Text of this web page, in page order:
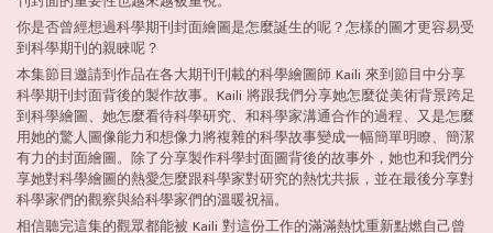
你是否曾經想過科學期刊封面繪圖是怎麼誕生的呢？怎樣的圖才更容易受
到科學期刊的親睞呢？
本集節目邀請到作品在各大期刊刊載的科學繪圖師 Kaili 來到節目中分享
科學期刊封面背後的製作故事。Kaili 將跟我們分享她怎麼從美術背景跨足
到科學繪圖、她怎麼看待科學研究、和科學家溝通合作的過程、又是怎麼
用她的驚人圖像能力和想像力將複雜的科學故事變成一幅簡單明瞭、簡潔
有力的封面繪圖。除了分享製作科學封面圖背後的故事外，她也和我們分
享她對科學繪圖的熱愛怎麼跟科學家對研究的熱忱共振，並在最後分享對
科學家們的觀察與給科學家們的溫暖祝福。
相信聽完這集的觀眾都能被 Kaili 對這份工作的滿滿熱忱重新點燃自己曾